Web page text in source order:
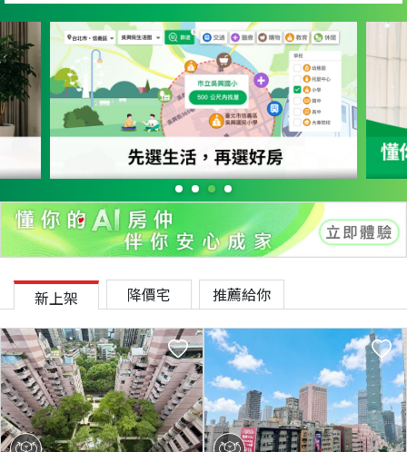
新上架 降價宅 推薦給你